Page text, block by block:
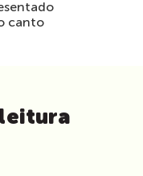
canto